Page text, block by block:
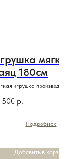
180см
игрушка
500 р.
Подробнее
Добавить в корзину